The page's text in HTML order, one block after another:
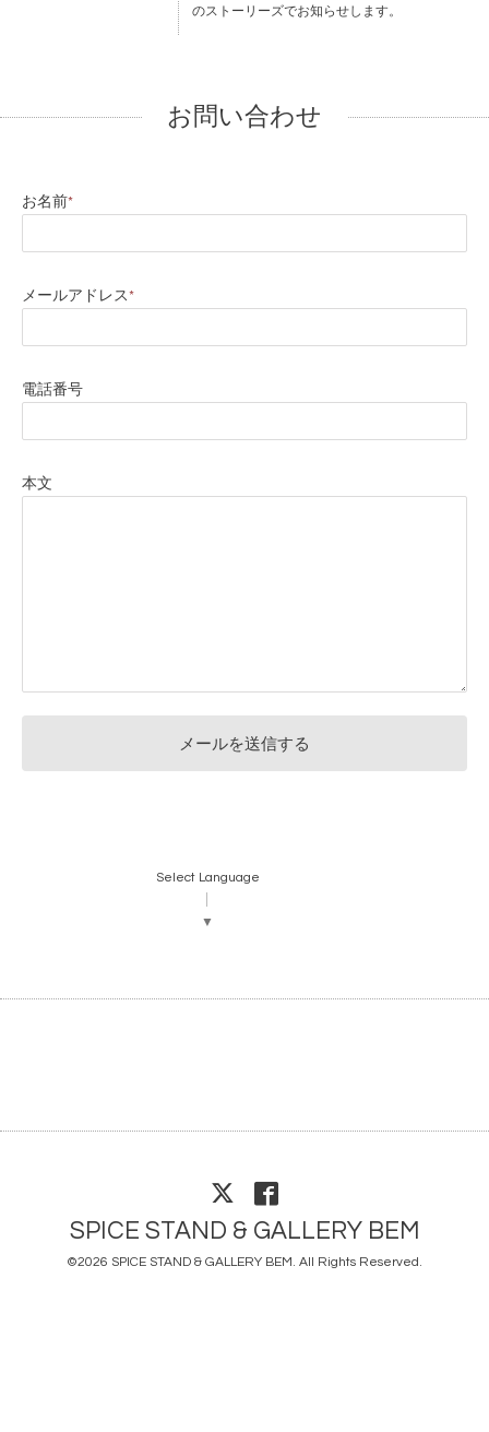
のストーリーズでお知らせします。
お問い合わせ
お名前*
メールアドレス*
電話番号
本文
Select Language
▼
SPICE STAND & GALLERY BEM
©2026 SPICE STAND & GALLERY BEM . All Rights Reserved.